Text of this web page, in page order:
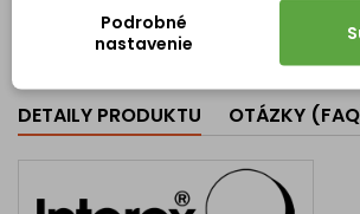
tvar spolu s dekoratívnou
bodkovanou štruktúrou
Vlastnosti a výhody: Čierna
matná úprava – moderný,
trendový...
Vložiť do košíka
DETAILY PRODUKTU OTÁZKY
Podrobné
nastavenie